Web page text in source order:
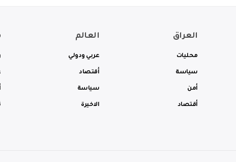
العراق
محليات
سياسة
أمن
أقتصاد
العالم
عربي ودولي
أقتصاد
سياسة
الاخيرة